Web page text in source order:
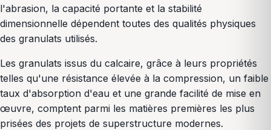
l'abrasion, la capacité portante et la stabilité
dimensionnelle dépendent toutes des qualités physiques
des granulats utilisés.
Les granulats issus du calcaire, grâce à leurs propriétés
telles qu'une résistance élevée à la compression, un faible
taux d'absorption d'eau et une grande facilité de mise en
œuvre, comptent parmi les matières premières les plus
prisées des projets de superstructure modernes.